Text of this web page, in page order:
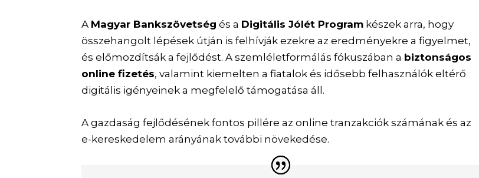
A Magyar Bankszövetség és a Digitális Jólét Program készek arra, hogy
összehangolt lépések útján is felhívják ezekre az eredményekre a figyelmet,
és előmozdítsák a fejlődést. A szemléletformálás fókuszában a biztonságos
online fizetés, valamint kiemelten a fiatalok és idősebb felhasználók eltérő
digitális igényeinek a megfelelő támogatása áll.
A gazdaság fejlődésének fontos pillére az online tranzakciók számának és az
e-kereskedelem arányának további növekedése.